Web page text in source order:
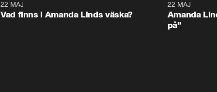
Plus
22 MAJ
Vad finns i Amanda Linds väska?
Plus
22 MAJ
Amanda
på”